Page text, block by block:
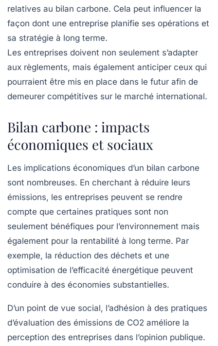
relatives au bilan carbone. Cela peut influencer la
façon dont une entreprise planifie ses opérations et
sa stratégie à long terme.
Les entreprises doivent non seulement s’adapter
aux règlements, mais également anticiper ceux qui
pourraient être mis en place dans le futur afin de
demeurer compétitives sur le marché international.
Bilan carbone : impacts
économiques et sociaux
Les implications économiques d’un bilan carbone
sont nombreuses. En cherchant à réduire leurs
émissions, les entreprises peuvent se rendre
compte que certaines pratiques sont non
seulement bénéfiques pour l’environnement mais
également pour la rentabilité à long terme. Par
exemple, la réduction des déchets et une
optimisation de l’efficacité énergétique peuvent
conduire à des économies substantielles.
D’un point de vue social, l’adhésion à des pratiques
d’évaluation des émissions de CO2 améliore la
perception des entreprises dans l’opinion publique.